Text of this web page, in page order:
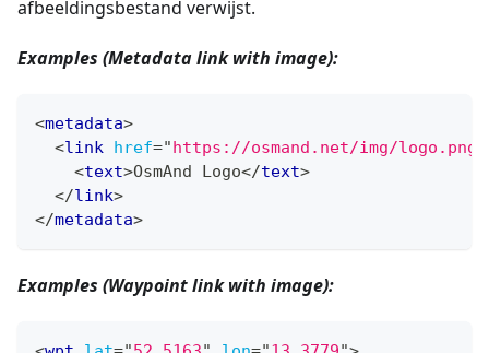
afbeeldingsbestand verwijst.
Examples (Metadata link with image):
<metadata>
<link href="https://osmand.net/img/logo.png
<text>OsmAnd Logo</text>
</link>
</metadata>
Examples (Waypoint link with image):